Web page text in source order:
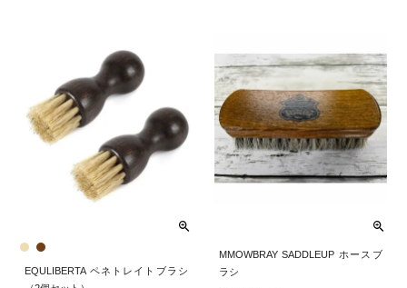
EQULIBERTA ペネトレイトブラシ
MMOWBRAY SADDLEUP ホースブ
ラシ